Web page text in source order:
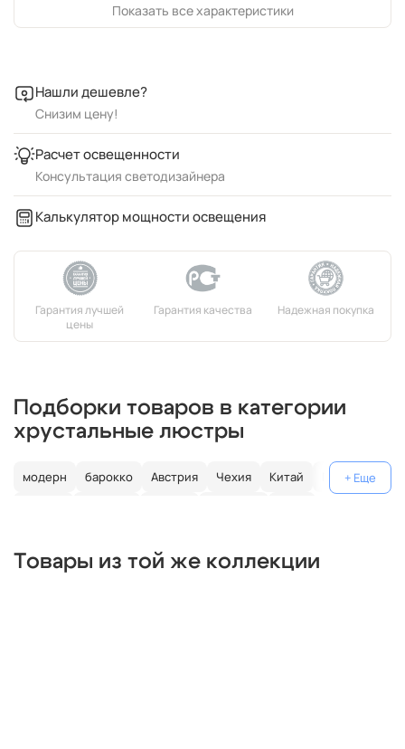
Показать все характеристики
Нашли дешевле?
Снизим цену!
Расчет освещенности
Консультация светодизайнера
Калькулятор мощности освещения
Подборки товаров в категории
хрустальные люстры
модерн барокко Австрия Чехия Китай
Германия
круглые
классические светодиодные
кольцо
Товары из той же коллекции